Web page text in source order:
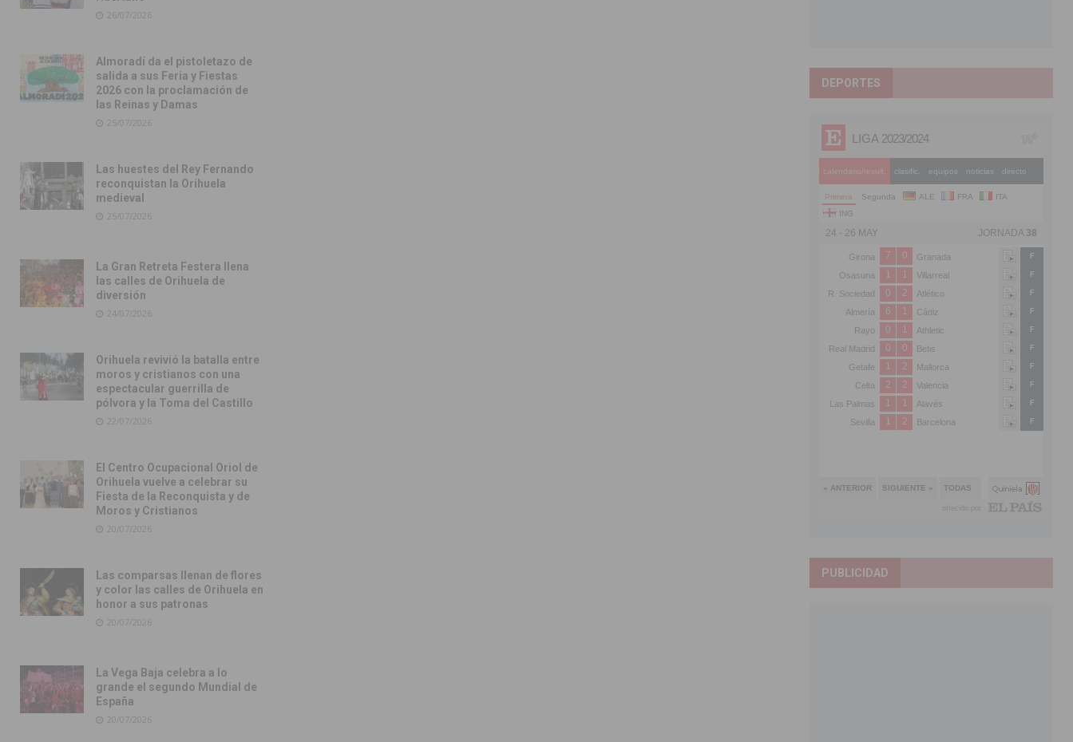
26/07/2026
Almoradí da el pistoletazo de
salida a sus Feria y Fiestas
2026 con la proclamación de
las Reinas y Damas
25/07/2026
Las huestes del Rey Fernando
reconquistan la Orihuela
medieval
25/07/2026
La Gran Retreta Festera llena
las calles de Orihuela de
diversión
24/07/2026
Orihuela revivió la batalla entre
moros y cristianos con una
espectacular guerrilla de
pólvora y la Toma del Castillo
22/07/2026
El Centro Ocupacional Oriol de
Orihuela vuelve a celebrar su
Fiesta de la Reconquista y de
Moros y Cristianos
20/07/2026
Las comparsas llenan de flores
y color las calles de Orihuela en
honor a sus patronas
20/07/2026
La Vega Baja celebra a lo
grande el segundo Mundial de
España
20/07/2026
DEPORTES
PUBLICIDAD